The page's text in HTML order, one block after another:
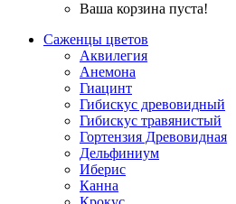
Ваша корзина пуста!
Саженцы цветов
Аквилегия
Анемона
Гиацинт
Гибискус древовидный
Гибискус травянистый
Гортензия Древовидная
Дельфиниум
Иберис
Канна